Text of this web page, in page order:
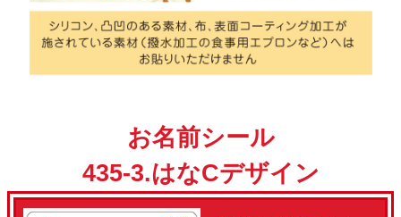
お名前シール
435-3.はなCデザイン